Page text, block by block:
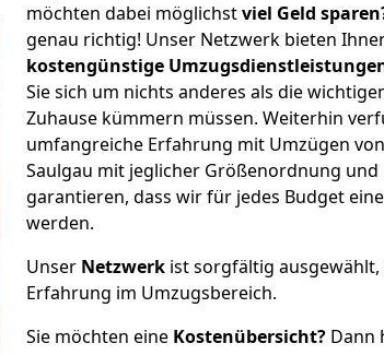
möchten dabei möglichstviel Geld
genau richtig! Unser Netzwerk bieten
kostengünstige
Sie sich um nichts anderes als die
Zuhause kümmern müssen. Weiterhin
umfangreiche Erfahrung mit Umzügen
Saulgau mit jeglicher Größenordnung
garantieren, dass wir für jedes Budget
werden.
Unser Netzwerk ist sorgfältig ausgewählt,
Erfahrung im Umzugsbereich.
Sie möchten eine Kostenübersicht? Dann